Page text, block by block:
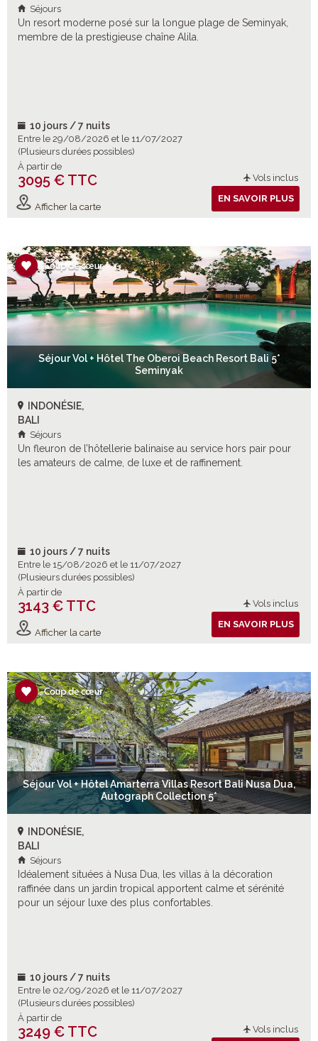
Séjours
Un resort moderne posé sur la longue plage de Seminyak,
membre de la prestigieuse chaîne Alila.
10 jours / 7 nuits
Entre le 29/08/2026 et le 11/07/2027
(Plusieurs durées possibles)
À partir de
3095 € TTC Vols inclus
Afficher la carte
EN SAVOIR PLUS
Séjour Vol + Hôtel The Oberoi Beach Resort Bali 5*
Seminyak
INDONÉSIE,
BALI
Séjours
Un fleuron de l’hôtellerie balinaise au service hors pair pour
les amateurs de calme, de luxe et de raffinement.
10 jours / 7 nuits
Entre le 15/08/2026 et le 11/07/2027
(Plusieurs durées possibles)
À partir de
3143 € TTC Vols inclus
Afficher la carte
EN SAVOIR PLUS
Séjour Vol + Hôtel Amarterra Villas Resort Bali Nusa Dua,
Autograph Collection 5*
INDONÉSIE,
BALI
Séjours
Idéalement situées à Nusa Dua, les villas à la décoration
raffinée dans un jardin tropical apportent calme et sérénité
pour un séjour luxe des plus confortables.
10 jours / 7 nuits
Entre le 02/09/2026 et le 11/07/2027
(Plusieurs durées possibles)
À partir de
3249 € TTC Vols inclus